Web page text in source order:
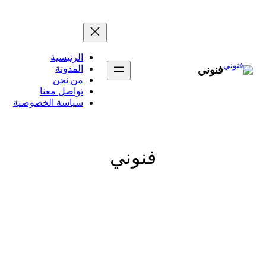
فنوني
الرئيسية
المدونة
من نحن
تواصل معنا
سياسة الخصوصية
فنوني